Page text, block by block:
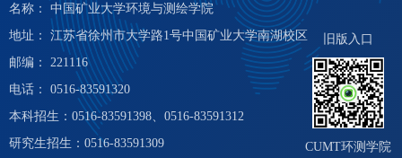
名称： 中国矿业大学环境与测绘学院
地址： 江苏省徐州市大学路1号中国矿业大学南湖校区
邮编： 221116
电话： 0516-83591320
本科招生：0516-83591398、0516-83591312
研究生招生：0516-83591309
旧版入口
CUMT环测学院